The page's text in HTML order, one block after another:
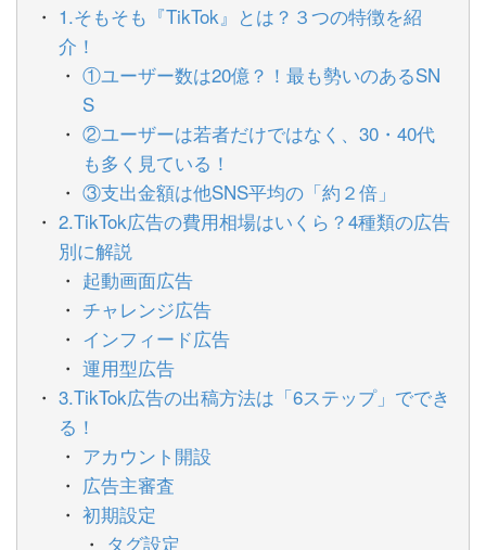
1.そもそも『TikTok』とは？３つの特徴を紹
介！
①ユーザー数は20億？！最も勢いのあるSN
S
②ユーザーは若者だけではなく、30・40代
も多く見ている！
③支出金額は他SNS平均の「約２倍」
2.TikTok広告の費用相場はいくら？4種類の広告
別に解説
起動画面広告
チャレンジ広告
インフィード広告
運用型広告
3.TikTok広告の出稿方法は「6ステップ」ででき
る！
アカウント開設
広告主審査
初期設定
タグ設定